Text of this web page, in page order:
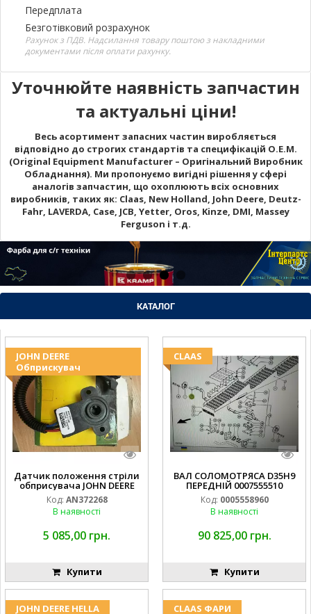
Передплата
Безготівковий розрахунок
Рахунок з ПДВ. Надсилання товару поштою з накладними
документами після оплати рахунку.
Уточнюйте наявність запчастин
та актуальні ціни!
Весь асортимент запасних частин виробляється
відповідно до строгих стандартів та специфікацій O.E.M.
(Original Equipment Manufacturer – Оригінальний Виробник
Обладнання). Ми пропонуємо вигідні рішення у сфері
аналогів запчастин, що охоплюють всіх основних
виробників, таких як: Claas, New Holland, John Deere, Deutz-
Fahr, LAVERDA, Case, JCB, Yetter, Oros, Kinze, DMI, Massey
Ferguson і т.д.
КАТАЛОГ
JOHN DEERE
Обприскувач
Датчик положення стріли
обприсувача JOHN DEERE
Код: AN372268
В наявності
5 085,00 грн.
Купити
CLAAS
ВАЛ СОЛОМОТРЯСА D35H9
ПЕРЕДНІЙ 0007555510
Код: 0005558960
В наявності
90 825,00 грн.
Купити
JOHN DEERE HELLA CLAAS ФАРИ